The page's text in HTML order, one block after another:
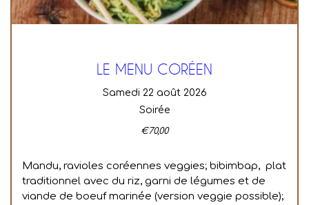
LE MENU CORÉEN
samedi 22 août 2026
Soirée
€70,00
Mandu, ravioles coréennes veggies; bibimbap, plat
traditionnel avec du riz, garni de légumes et de
viande de boeuf marinée (version veggie possible);